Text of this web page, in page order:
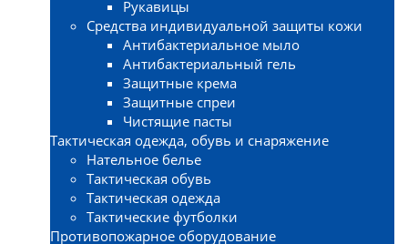
Рукавицы
Средства индивидуальной защиты кожи
Антибактериальное мыло
Антибактериальный гель
Защитные крема
Защитные спреи
Чистящие пасты
Тактическая одежда, обувь и снаряжение
Нательное белье
Тактическая обувь
Тактическая одежда
Тактические футболки
Противопожарное оборудование